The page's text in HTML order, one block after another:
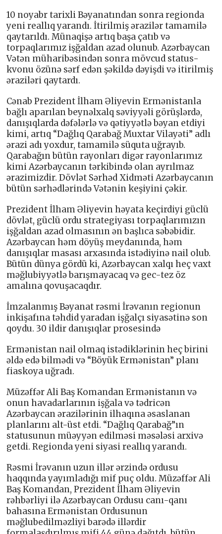
10 noyabr tarixli Bəyanatından sonra regionda
yeni reallıq yarandı. İtirilmiş ərazilər tamamilə
qaytarıldı. Münaqişə artıq başa çatıb və
torpaqlarımız işğaldan azad olunub. Azərbaycan
Vətən müharibəsindən sonra mövcud status-
kvonu özünə sərf edən şəkildə dəyişdi və itirilmiş
əraziləri qaytardı.
Cənab Prezident İlham Əliyevin Ermənistanla
bağlı aparılan beynəlxalq səviyyəli görüşlərdə,
danışıqlarda dəfələrlə və qətiyyətlə bəyan etdiyi
kimi, artıq “Dağlıq Qarabağ Muxtar Vilayəti” adlı
ərazi adı yoxdur, tamamilə süquta uğrayıb.
Qarabağın bütün rayonları digər rayonlarımız
kimi Azərbaycanın tərkibində olan ayrılmaz
ərazimizdir. Dövlət Sərhəd Xidməti Azərbaycanın
bütün sərhədlərində Vətənin keşiyini çəkir.
Prezident İlham Əliyevin həyata keçirdiyi güclü
dövlət, güclü ordu strategiyası torpaqlarımızın
işğaldan azad olmasının ən başlıca səbəbidir.
Azərbaycan həm döyüş meydanında, həm
danışıqlar masası arxasında istədiyinə nail olub.
Bütün dünya gördü ki, Azərbaycan xalqı heç vaxt
məğlubiyyətlə barışmayacaq və gec-tez öz
amalına qovuşacaqdır.
İmzalanmış Bəyanat rəsmi İrəvanın regionun
inkişafına təhdid yaradan işğalçı siyasətinə son
qoydu. 30 ildir danışıqlar prosesində
Ermənistan nail olmaq istədiklərinin heç birini
əldə edə bilmədi və “Böyük Ermənistan” planı
fiaskoya uğradı.
Müzəffər Ali Baş Komandan Ermənistanın və
onun havadarlarının işğala və tədricən
Azərbaycan ərazilərinin ilhaqına əsaslanan
planlarını alt-üst etdi. “Dağlıq Qarabağ”ın
statusunun müəyyən edilməsi məsələsi arxivə
getdi. Regionda yeni siyasi reallıq yarandı.
Rəsmi İrəvanın uzun illər ərzində ordusu
haqqında yayımladığı mif puç oldu. Müzəffər Ali
Baş Komandan, Prezident İlham Əliyevin
rəhbərliyi ilə Azərbaycan Ordusu canı-qanı
bahasına Ermənistan Ordusunun
məğlubedilməzliyi barədə illərdir